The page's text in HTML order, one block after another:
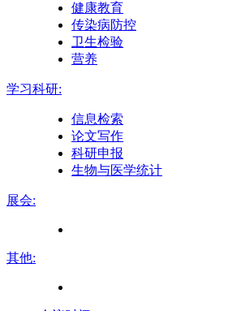
健康教育
传染病防控
卫生检验
营养
学习科研:
信息检索
论文写作
科研申报
生物与医学统计
展会:
其他: